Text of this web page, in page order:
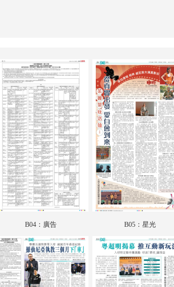
B04：廣告 B05：星光